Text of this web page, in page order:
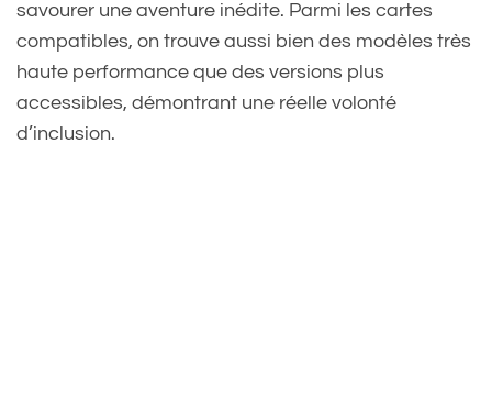
savourer une aventure inédite. Parmi les cartes
compatibles, on trouve aussi bien des modèles très
haute performance que des versions plus
accessibles, démontrant une réelle volonté
d’inclusion.